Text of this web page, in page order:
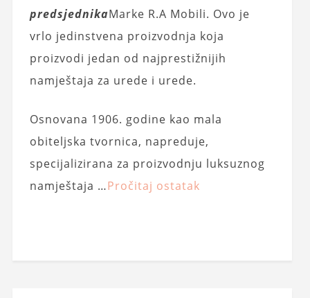
predsjednikaMarke R.A Mobili. Ovo je
vrlo jedinstvena proizvodnja koja
proizvodi jedan od najprestižnijih
namještaja za urede i urede.
Osnovana 1906. godine kao mala
obiteljska tvornica, napreduje,
specijalizirana za proizvodnju luksuznog
namještaja …Pročitaj ostatak